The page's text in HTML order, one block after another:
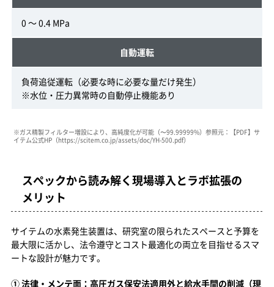
0 ～ 0.4 MPa
自動運転
負荷追従運転（必要な時に必要な量だけ発生）
※水位・圧力異常時の自動停止機能あり
※ガス精製フィルター増設により、高純度化が可能（〜99.99999%）参照元：【PDF】サ
イテム公式HP （https://scitem.co.jp/assets/doc/YH-500.pdf）
スペックから読み解く現場導入とラボ拡張の
メリット
サイテムの水素発生装置は、研究室の限られたスペースと予算を
最大限に活かし、法令遵守とコスト最適化の両立を目指せるスマ
ートな設計が魅力です。
① 法律・メンテ面：高圧ガス保安法適用外と給水手間の削減（現